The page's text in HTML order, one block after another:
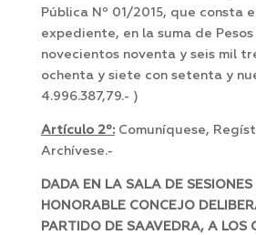
Pública Nº 01/2015, que consta
expediente, en la suma de
novecientos noventa y seis mil
ochenta y siete con setenta y
4.996.387,79.- )
Artículo 2º:Comuníquese,
Archívese.-
DADA EN LA SALA DE SESIONES
HONORABLE CONCEJO
PARTIDO DE SAAVEDRA, A LOS